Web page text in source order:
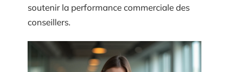
soutenir la performance commerciale des
conseillers.